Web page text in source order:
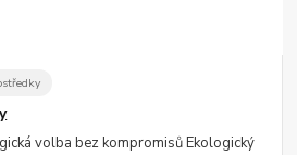
volba bez kompromisů Ekologický